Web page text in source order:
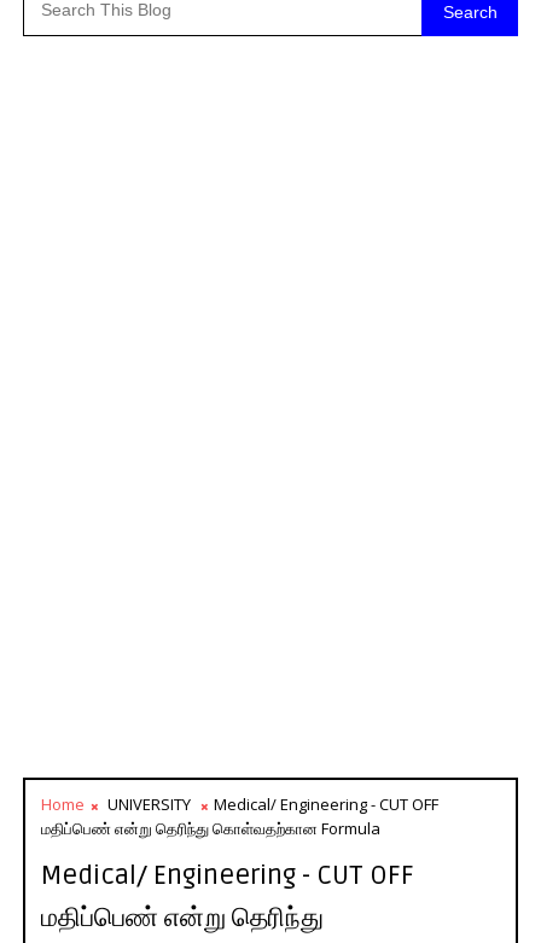
Search
Home UNIVERSITY
Medical/ Engineering - CUT OFF
மதிப்பெண் என்று தெரிந்து கொள்வதற்கான Formula
Medical/ Engineering - CUT OFF
மதிப்பெண் என்று தெரிந்து